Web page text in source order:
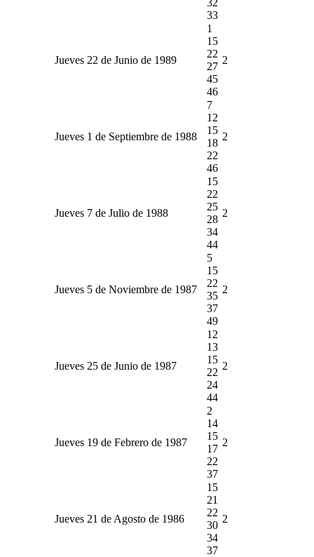
33
Jueves 22 de Junio de 1989
1
15
22
27
45
46
2
Jueves 1 de Septiembre de 1988
7
12
15
18
22
46
2
Jueves 7 de Julio de 1988
15
22
25
28
34
44
2
Jueves 5 de Noviembre de 1987
5
15
22
35
37
49
2
Jueves 25 de Junio de 1987
12
13
15
22
24
44
2
Jueves 19 de Febrero de 1987
2
14
15
17
22
37
2
Jueves 21 de Agosto de 1986
15
21
22
30
34
37
2